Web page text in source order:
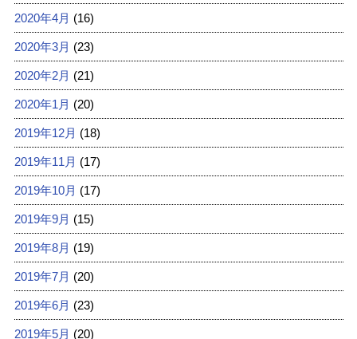
2020年4月 (16)
2020年3月 (23)
2020年2月 (21)
2020年1月 (20)
2019年12月 (18)
2019年11月 (17)
2019年10月 (17)
2019年9月 (15)
2019年8月 (19)
2019年7月 (20)
2019年6月 (23)
2019年5月 (20)